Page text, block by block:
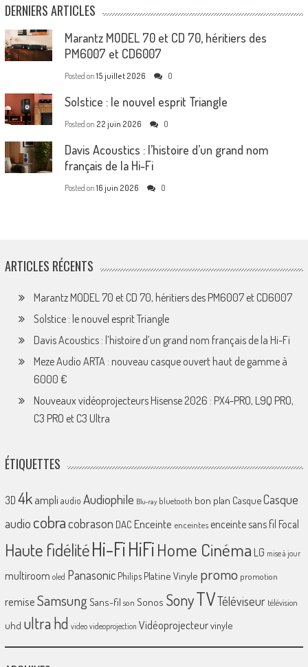
DERNIERS ARTICLES
Marantz MODEL 70 et CD 70, héritiers des
PM6007 et CD6007
Posted on 15 juillet 2026 0
Solstice : le nouvel esprit Triangle
Posted on 22 juin 2026 0
Davis Acoustics : l’histoire d’un grand nom
français de la Hi-Fi
Posted on 16 juin 2026 0
ARTICLES RÉCENTS
Marantz MODEL 70 et CD 70, héritiers des PM6007 et CD6007
Solstice : le nouvel esprit Triangle
Davis Acoustics : l’histoire d’un grand nom français de la Hi-Fi
Meze Audio ARTA : nouveau casque ouvert haut de gamme à
6000 €
Nouveaux vidéoprojecteurs Hisense 2026 : PX4-PRO, L9Q PRO,
C3 PRO et C3 Ultra
ÉTIQUETTES
3D 4k ampliaudio Audiophile Blu-ray bluetooth bon plan CasqueCasque
audio cobracobrason DAC Enceinte enceintes enceinte sans fil Focal
Haute fidélitéHi-FiHiFiHome Cinéma LG mise à jour
multiroom oled Panasonic Philips Platine Vinyle promo promotion
remiseSamsungSans-fil son Sonos SonyTVTéléviseur télévision
uhd ultra hd video videoprojection Vidéoprojecteurvinyle